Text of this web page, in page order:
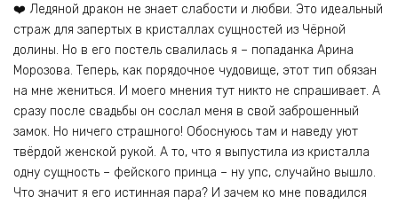
❤️ Ледяной дракон не знает слабости и любви. Это идеальный
страж для запертых в кристаллах сущностей из Чёрной
долины. Но в его постель свалилась я – попаданка Арина
Морозова. Теперь, как порядочное чудовище, этот тип обязан
на мне жениться. И моего мнения тут никто не спрашивает. А
сразу после свадьбы он сослал меня в свой заброшенный
замок. Но ничего страшного! Обоснуюсь там и наведу уют
твёрдой женской рукой. А то, что я выпустила из кристалла
одну сущность – фейского принца – ну упс, случайно вышло.
Что значит я его истинная пара? И зачем ко мне повадился